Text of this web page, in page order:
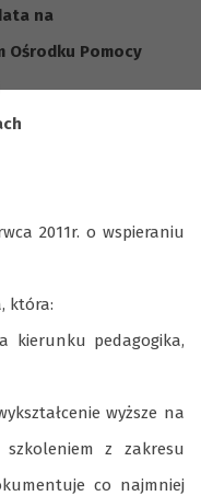
na
Ośrodku Pomocy
2011r. o wspieraniu
która:
kierunku pedagogika,
wyższe na
z zakresu
co najmniej